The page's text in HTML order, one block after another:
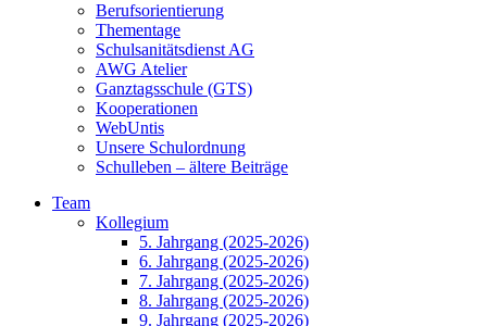
Berufsorientierung
Thementage
Schulsanitätsdienst AG
AWG Atelier
Ganztagsschule (GTS)
Kooperationen
WebUntis
Unsere Schulordnung
Schulleben – ältere Beiträge
Team
Kollegium
5. Jahrgang (2025-2026)
6. Jahrgang (2025-2026)
7. Jahrgang (2025-2026)
8. Jahrgang (2025-2026)
9. Jahrgang (2025-2026)